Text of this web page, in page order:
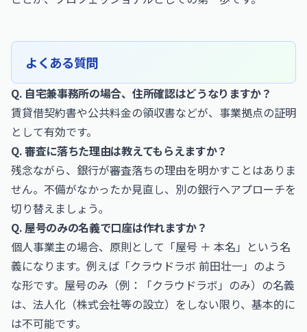
よくある質問
Q. 自宅兼事務所の場合、住所確認はどうなりますか？
賃貸借契約書や公共料金の領収書などが、事業拠点の証明
として有効です。
Q. 審査に落ちた理由は教えてもらえますか？
残念ながら、銀行が審査落ちの理由を明かすことはありま
せん。不備がなかったか見直し、別の銀行へアプローチを
切り替えましょう。
Q. 屋号のみの名義で口座は作れますか？
個人事業主の場合、原則として「屋号 ＋ 本名」という名
義になります。例えば「クラウドラボ 前田壮一」のよう
な形です。屋号のみ（例：「クラウドラボ」のみ）の名義
は、法人化（株式会社等の設立）をしない限り、基本的に
は不可能です。